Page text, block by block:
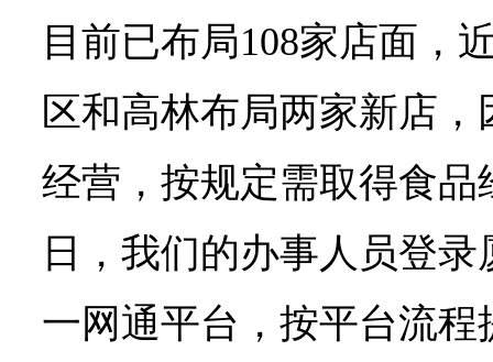
目前已布局108家店面，
区和高林布局两家新店
经营，按规定需取得食品
日，我们的办事人员登
一网通平台，按平台流